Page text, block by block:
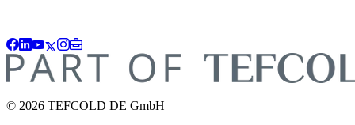
© 2026 TEFCOLD DE GmbH